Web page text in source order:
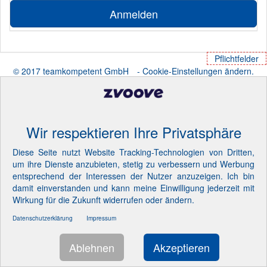
Anmelden
Pflichtfelder
© 2017 teamkompetent GmbH
- Cookie-Einstellungen ändern.
Wir respektieren Ihre Privatsphäre
Diese Seite nutzt Website Tracking-Technologien von Dritten,
um ihre Dienste anzubieten, stetig zu verbessern und Werbung
entsprechend der Interessen der Nutzer anzuzeigen. Ich bin
damit einverstanden und kann meine Einwilligung jederzeit mit
Wirkung für die Zukunft widerrufen oder ändern.
Datenschutzerklärung Impressum
Ablehnen Akzeptieren